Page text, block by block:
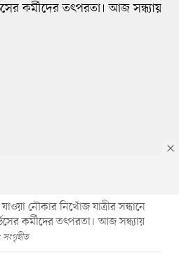
নৌকার নিখোঁজ যাত্রীর সন্ধানে
কর্মীদের তৎপরতা। আজ সন্ধ্যায়
সংগৃহীত